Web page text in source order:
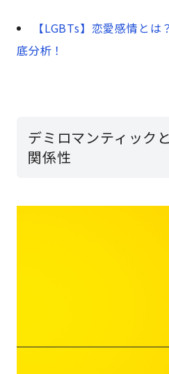
【LGBTs】恋愛感情と
底分析！
デミロマンティック
関係性